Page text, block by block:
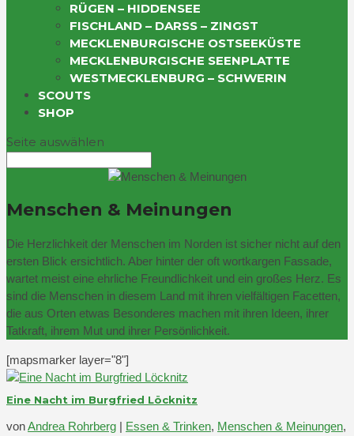
RÜGEN – HIDDENSEE
FISCHLAND – DARSS – ZINGST
MECKLENBURGISCHE OSTSEEKÜSTE
MECKLENBURGISCHE SEENPLATTE
WESTMECKLENBURG – SCHWERIN
SCOUTS
SHOP
Seite auswählen
Menschen & Meinungen
Die Herzlichkeit der Menschen im Norden ist sicher nicht auf den
ersten Blick ersichtlich. Aber hinter der oft wortkargen Fassade,
wartet meist eine ehrliche Freundlichkeit und ein großes Herz. Es
sind die Menschen in diesem Land mit ihren vielfältigen Facetten,
die aus Orten etwas Besonderes machen mit ihren Ideen, ihrer
Tatkraft, ihrem Mut und ihrer Persönlichkeit.
[mapsmarker layer="8"]
Eine Nacht im Burgfried Löcknitz
vonAndrea Rohrberg | Essen & Trinken, Menschen & Meinungen,